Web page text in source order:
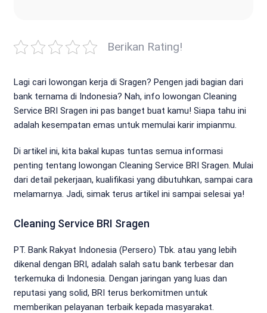
Berikan Rating!
Lagi cari lowongan kerja di Sragen? Pengen jadi bagian dari
bank ternama di Indonesia? Nah, info lowongan Cleaning
Service BRI Sragen ini pas banget buat kamu! Siapa tahu ini
adalah kesempatan emas untuk memulai karir impianmu.
Di artikel ini, kita bakal kupas tuntas semua informasi
penting tentang lowongan Cleaning Service BRI Sragen. Mulai
dari detail pekerjaan, kualifikasi yang dibutuhkan, sampai cara
melamarnya. Jadi, simak terus artikel ini sampai selesai ya!
Cleaning Service BRI Sragen
PT. Bank Rakyat Indonesia (Persero) Tbk. atau yang lebih
dikenal dengan BRI, adalah salah satu bank terbesar dan
terkemuka di Indonesia. Dengan jaringan yang luas dan
reputasi yang solid, BRI terus berkomitmen untuk
memberikan pelayanan terbaik kepada masyarakat.